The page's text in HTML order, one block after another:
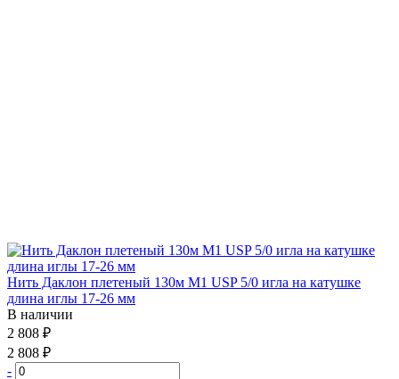
Нить Даклон плетеный 130м М1 USP 5/0 игла на катушке
длина иглы 17-26 мм
В наличии
2 808 ₽
2 808 ₽
-